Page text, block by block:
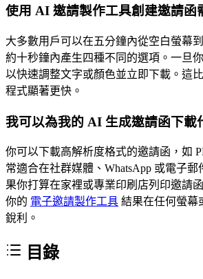
使用 AI 邀請製作工具創建邀請函
大多數用戶可以在五分鐘內從空白螢幕
約十秒鐘內產生四種不同的選項。一旦
以快速調整文字或顏色並立即下載。這
程式顯著更快。
我可以為我的 AI 生成邀請函下載
你可以下載高解析度格式的邀請函，如
常適合在社群媒體、WhatsApp 或電子郵
果你打算在家裡或專業印刷店列印邀請
你的 電子邀請製作工具 結果在任何螢幕
銳利。
目錄